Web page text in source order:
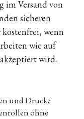
im Versand von
sicheren
kostenfrei, wenn
wie auf
wird.
und Drucke
ohne